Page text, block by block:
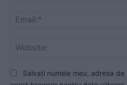
Salvați numele meu, adresa